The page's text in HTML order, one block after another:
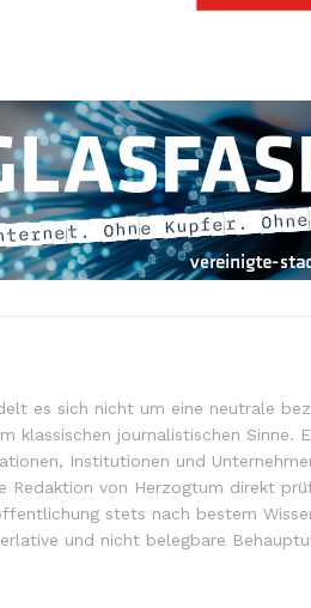
es sich nicht um eine neutrale
klassischen journalistischen Sinne.
Institutionen und
Redaktion von Herzogtum direkt
stets nach bestem
und nicht belegbare